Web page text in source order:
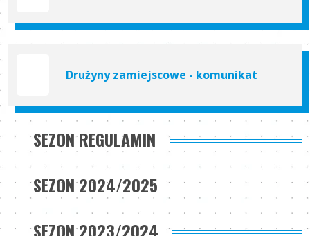
Drużyny zamiejscowe - komunikat
SEZON REGULAMIN
SEZON 2024/2025
SEZON 2023/2024